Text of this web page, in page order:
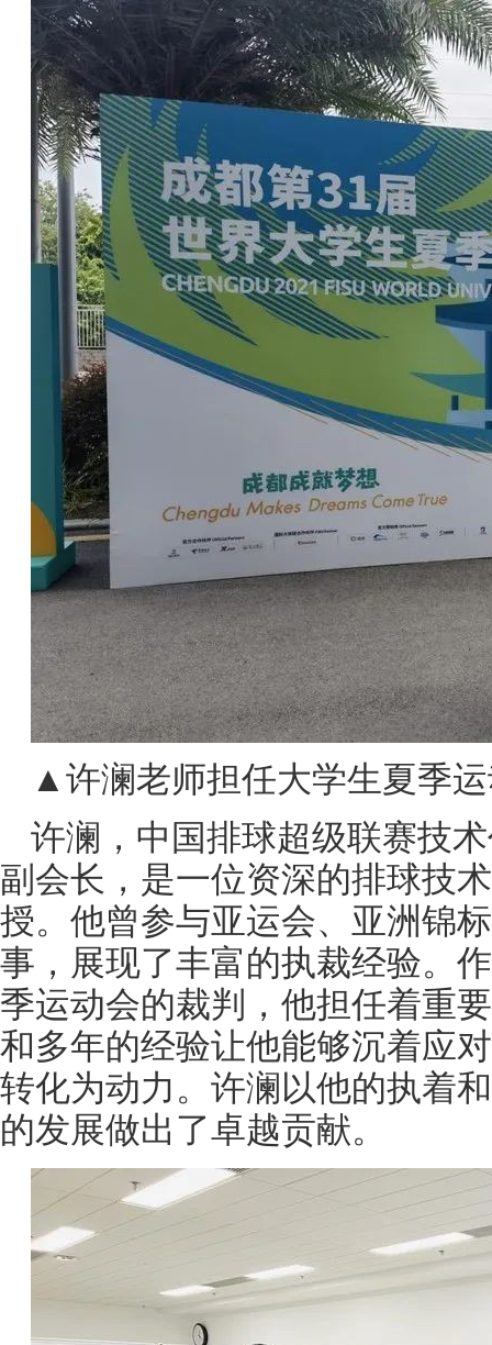
▲许澜老师担任大学生夏季
许澜，中国排球超级联赛技
副会长，是一位资深的排球技
授。他曾参与亚运会、亚洲锦
事，展现了丰富的执裁经验。
季运动会的裁判，他担任着重
和多年的经验让他能够沉着应
转化为动力。许澜以他的执着
的发展做出了卓越贡献。